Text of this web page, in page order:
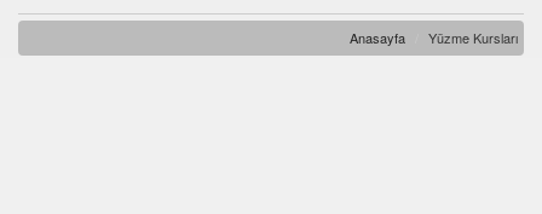
Anasayfa Yüzme Kursları